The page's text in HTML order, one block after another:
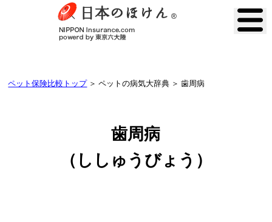
ペット保険比較トップ＞ ペットの病気大辞典 ＞ 歯周病
歯周病
（ししゅうびょう）